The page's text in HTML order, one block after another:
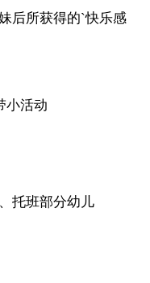
所获得的`快乐感
活动
托班部分幼儿